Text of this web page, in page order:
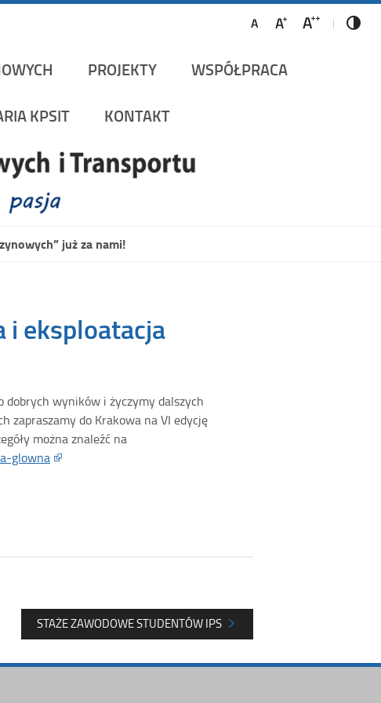
PROJEKTY WSPÓŁPRACA
KPSIT KONTAKT
już za nami!
i eksploatacja
dobrych wyników i życzymy dalszych
zapraszamy do Krakowa na VI edycję
można znaleźć na
glowna
STAŻE ZAWODOWE STUDENTÓW IPS